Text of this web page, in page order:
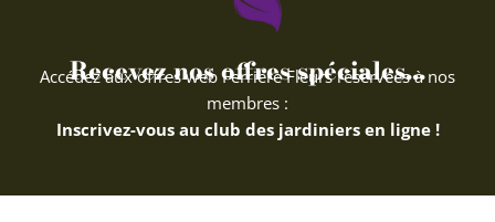
Recevez nos offres spéciales...
Accédez aux offres web Ferriere Fleurs réservées à nos
membres :
Inscrivez-vous au club des jardiniers en ligne !